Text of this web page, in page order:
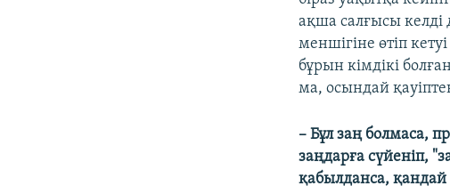
ақша салғысы келді
меншігіне өтіп
бұрын кімдікі
ма, осындай
– Бұл заң болмаса,
заңдарға сүйеніп,
қабылданса,